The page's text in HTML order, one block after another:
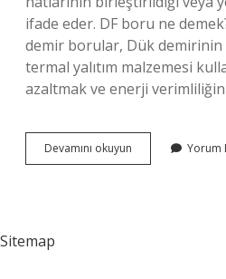
ifade eder. DF boru ne
demir borular, Dük demirinin
termal yalıtım malzemesi
azaltmak ve enerji
Devamını okuyun
Boru
Yorum
Sitemap